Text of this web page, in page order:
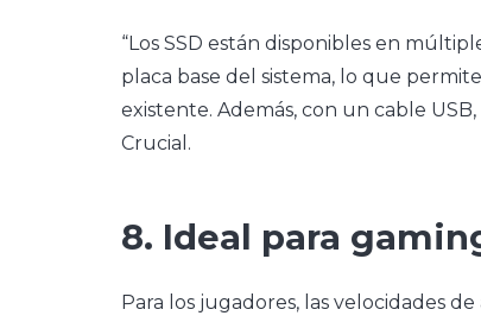
“Los SSD están disponibles en
placa base del sistema, lo que
existente. Además, con un cable
Crucial.
8. Ideal para
Para los jugadores, las velocidades